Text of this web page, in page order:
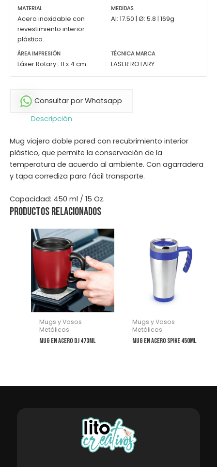
MATERIAL
Acero inoxidable con
revestimiento interior
plástico.
MEDIDAS
Al: 17.50 | Ø: 5.8 | 169g
ÁREA IMPRESIÓN
Láser Rotary : 11 x 4 cm.
TÉCNICA MARCA
LASER ROTARY
Consultar por Whatsapp
Descripción
Mug viajero doble pared con recubrimiento interior
plástico, que permite la conservación de la
temperatura de acuerdo al ambiente. Con agarradera
y tapa corrediza para fácil transporte.
Capacidad: 450 ml / 15 Oz.
Productos relacionados
Mugs y Vasos
Metálicos
Mug en Acero Dj 473ml
Mugs y Vasos
Metálicos
Mug en Acero Spike 450ml